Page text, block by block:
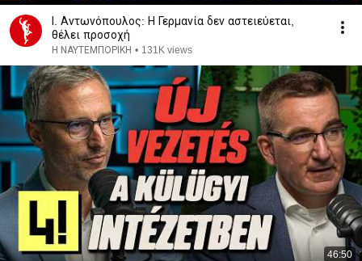
Ι. Αντωνόπουλος: Η Γερμανία δεν αστειεύεται,
θέλει προσοχή
Η ΝΑΥΤΕΜΠΟΡΙΚΗ • 131K views
46:50